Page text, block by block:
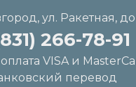
ул. Ракетная,
266-78-91